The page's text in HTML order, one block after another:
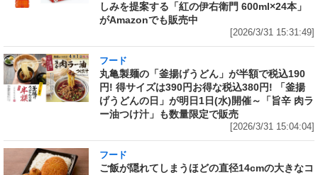
しみを提案する「紅の伊右衛門 600ml×24本」
がAmazonでも販売中
[2026/3/31 15:31:49]
フード
丸亀製麺の「釜揚げうどん」が半額で税込190
円! 得サイズは390円お得な税込380円! 「釜揚
げうどんの日」が明日1日(水)開催～「旨辛 肉ラ
ー油つけ汁」も数量限定で販売
[2026/3/31 15:04:04]
フード
ご飯が隠れてしまうほどの直径14cmの大きなコ